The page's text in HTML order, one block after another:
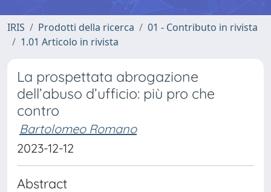
IRIS Prodotti della ricerca
01 - Contributo in rivista
1.01 Articolo in rivista
La prospettata abrogazione
dell’abuso d’ufficio: più pro che
contro
Bartolomeo Romano
2023-12-12
Abstract